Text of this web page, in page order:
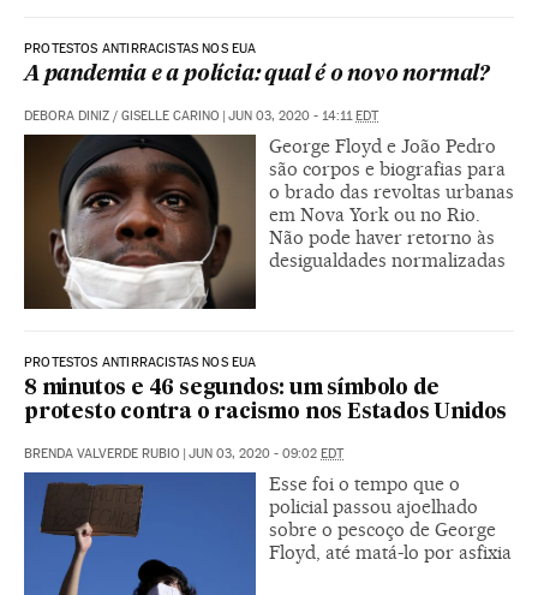
PROTESTOS ANTIRRACISTAS NOS EUA
A pandemia e a polícia: qual é o novo normal?
DEBORA DINIZ / GISELLE CARINO | JUN 03, 2020 - 14:11EDT
George Floyd e João Pedro
são corpos e biografias para
o brado das revoltas urbanas
em Nova York ou no Rio.
Não pode haver retorno às
desigualdades normalizadas
PROTESTOS ANTIRRACISTAS NOS EUA
8 minutos e 46 segundos: um símbolo de
protesto contra o racismo nos Estados Unidos
BRENDA VALVERDE RUBIO | JUN 03, 2020 - 09:02 EDT
Esse foi o tempo que o
policial passou ajoelhado
sobre o pescoço de George
Floyd, até matá-lo por asfixia